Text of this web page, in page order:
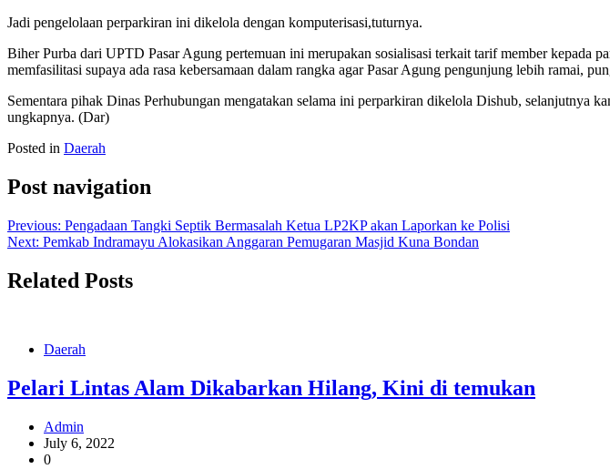
Jadi pengelolaan perparkiran ini dikelola dengan komputerisasi,tuturnya.
Biher Purba dari UPTD Pasar Agung pertemuan ini merupakan sosialisasi terkait tarif member kepada
memfasilitasi supaya ada rasa kebersamaan dalam rangka agar Pasar Agung pengunjung lebih ramai,
Sementara pihak Dinas Perhubungan mengatakan selama ini perparkiran dikelola Dishub, selanjutnya
ungkapnya. (Dar)
Posted in Daerah
Post navigation
Previous: Pengadaan Tangki Septik Bermasalah Ketua LP2KP akan Laporkan ke Polisi
Next: Pemkab Indramayu Alokasikan Anggaran Pemugaran Masjid Kuna Bondan
Related Posts
Daerah
Pelari Lintas Alam Dikabarkan Hilang, Kini di temukan
Admin
July 6, 2022
0